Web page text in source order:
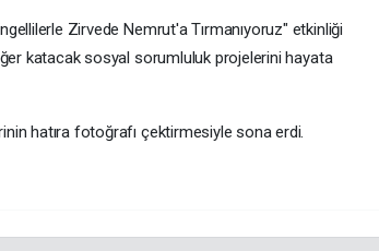
Zirvede Nemrut'a Tırmanıyoruz" etkinliği
katacak sosyal sorumluluk projelerini hayata
hatıra fotoğrafı çektirmesiyle sona erdi.